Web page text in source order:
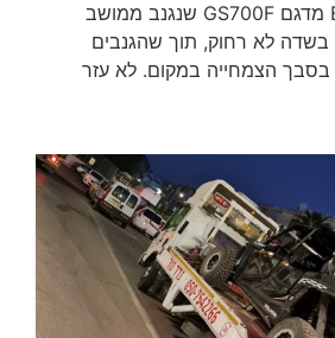
הגנובים… הנה BMW מדגם GS700F שנגנב ממושב
לא רחוק, תוך שהגנבים
בסבך הצמחייה במקום. לא עזר